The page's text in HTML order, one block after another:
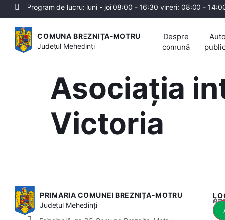
Program de lucru: luni - joi 08:00 - 16:30 vineri: 08:00 -
COMUNA BREZNIȚA-MOTRU
Județul Mehedinți
Despre
comună
Asociația
Victoria
PRIMĂRIA COMUNEI BREZNIȚA-MOTRU
Județul Mehedinți
Acest